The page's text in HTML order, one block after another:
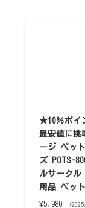
★10％ポイ
最安値に
ージ ペッ
ズ POTS-
ルサーク
用品 ペッ
¥5,980 （